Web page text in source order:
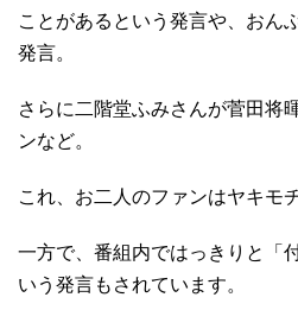
ことがあるという発言や、おん
発言。
さらに二階堂ふみさんが菅田将
ンなど。
これ、お二人のファンはヤキモ
一方で、番組内ではっきりと「
いう発言もされています。